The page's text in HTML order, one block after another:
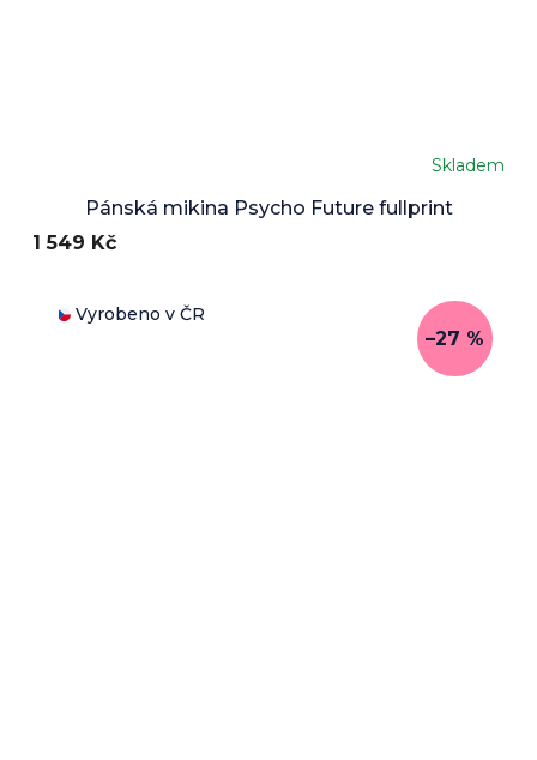
Pánská mikina Psycho Future fullprint
Skladem
1 549 Kč
Vyrobeno v ČR
–27 %